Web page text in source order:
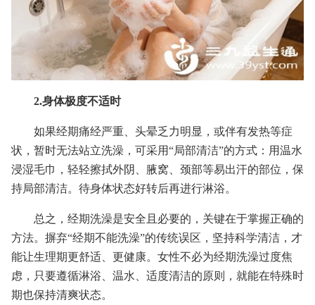
2.身体极度不适时
如果经期痛经严重、头晕乏力明显，或伴有发热等症
状，暂时无法站立洗澡，可采用“局部清洁”的方式：用温水
浸湿毛巾，轻轻擦拭外阴、腋窝、颈部等易出汗的部位，保
持局部清洁。待身体状态好转后再进行淋浴。
总之，经期洗澡是安全且必要的，关键在于掌握正确的
方法。摒弃“经期不能洗澡”的传统误区，坚持科学清洁，才
能让生理期更舒适、更健康。女性不必为经期洗澡过度焦
虑，只要遵循淋浴、温水、适度清洁的原则，就能在特殊时
期也保持清爽状态。